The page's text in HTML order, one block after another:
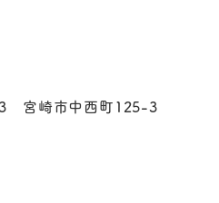
宮崎市中西町125-3